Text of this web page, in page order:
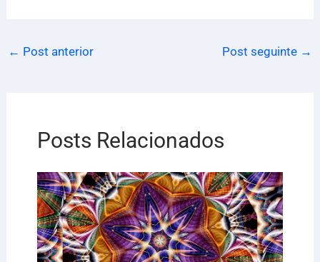
← Post anterior Post seguinte →
Posts Relacionados